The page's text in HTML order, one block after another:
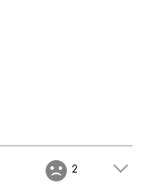
トドア・クライミ
ングギア・MEN'S
[2025AW]
2